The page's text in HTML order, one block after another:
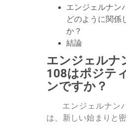
エンジェルナン
どのように関係
か？
結論
エンジェルナ
108はポジテ
ンですか？
エンジェルナン
は、新しい始まりと